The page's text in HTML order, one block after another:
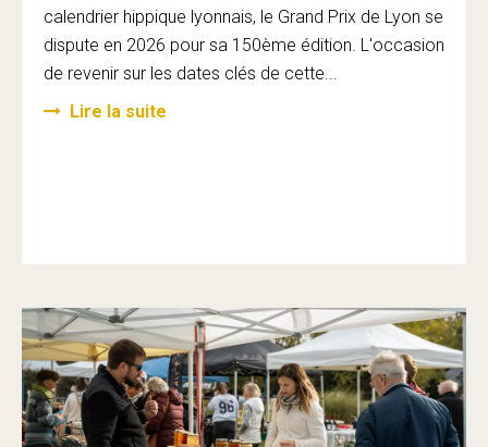
calendrier hippique lyonnais, le Grand Prix de Lyon se
dispute en 2026 pour sa 150ème édition. L'occasion
de revenir sur les dates clés de cette...
Lire la suite